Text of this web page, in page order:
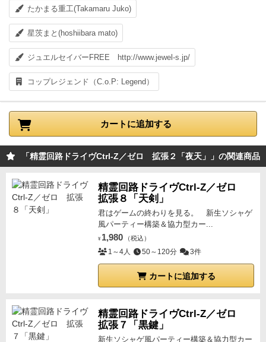
たかまる重工(Takamaru Juko)
星茨まと(hoshiibara mato)
ジュエルセイバーFREE http://www.jewel-s.jp/
コップレジェンド（C.o.P: Legend）
カートに追加する
「精霊回路ドライヴCtrl-Z／ゼロ 拡張２「夜天」」の関連商品
精霊回路ドライヴCtrl-Z／ゼロ
拡張８「天剣」
君はゲームの終わりを見る。 新生ソシャゲ
風パーティー構築＆協力型カー...
¥ 1,980 （税込）
1～4人 50～120分 3件
カートに追加する
精霊回路ドライヴCtrl-Z／ゼロ
拡張７「黒鍵」
新生ソシャゲ風パーティー構築＆協力型カー